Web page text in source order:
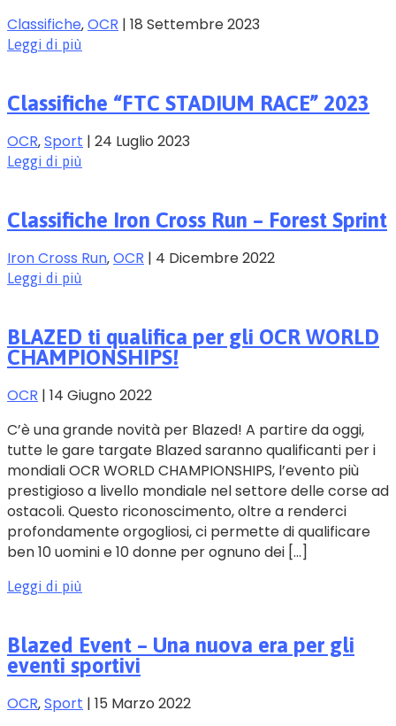
Classifiche‚OCR | 18 Settembre 2023
Leggi di più
Classifiche “FTC STADIUM RACE” 2023
OCR‚Sport | 24 Luglio 2023
Leggi di più
Classifiche Iron Cross Run – Forest Sprint
Iron Cross Run‚OCR | 4 Dicembre 2022
Leggi di più
BLAZED ti qualifica per gli OCR WORLD
CHAMPIONSHIPS!
OCR | 14 Giugno 2022
C’è una grande novità per Blazed! A partire da oggi,
tutte le gare targate Blazed saranno qualificanti per i
mondiali OCR WORLD CHAMPIONSHIPS, l’evento più
prestigioso a livello mondiale nel settore delle corse ad
ostacoli. Questo riconoscimento, oltre a renderci
profondamente orgogliosi, ci permette di qualificare
ben 10 uomini e 10 donne per ognuno dei […]
Leggi di più
Blazed Event – Una nuova era per gli
eventi sportivi
OCR‚Sport | 15 Marzo 2022